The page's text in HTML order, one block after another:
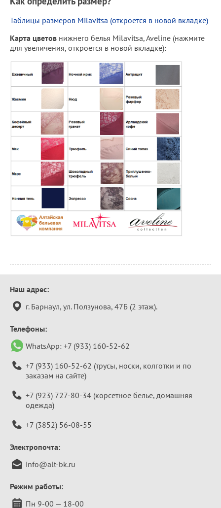
Таблицы размеров Milavitsa (откроется в новой вкладке)
Карта цветов нижнего белья Milavitsa, Aveline (нажмите
для увеличения, откроется в новой вкладке):
Контактная
информация
Наш адрес:
г. Барнаул, ул. Ползунова, 47Б (2 этаж).
Телефоны:
WhatsApp: +7 (933) 160-52-62
+7 (933) 160-52-62 (трусы, носки, колготки и по
заказам на сайте)
+7 (923) 727-80-34 (корсетное белье, домашняя
одежда)
+7 (3852) 56-08-55
Электропочта:
info@alt-bk.ru
Режим работы:
Пн 9-00 — 18-00